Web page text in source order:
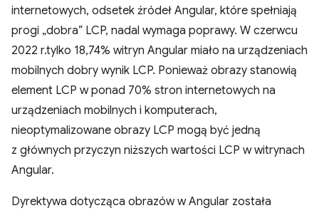
internetowych, odsetek źródeł Angular, które spełniają
progi „dobra” LCP, nadal wymaga poprawy. W czerwcu
2022 r.tylko 18,74% witryn Angular miało na urządzeniach
mobilnych dobry wynik LCP. Ponieważ obrazy stanowią
element LCP w ponad 70% stron internetowych na
urządzeniach mobilnych i komputerach,
nieoptymalizowane obrazy LCP mogą być jedną
z głównych przyczyn niższych wartości LCP w witrynach
Angular.
Dyrektywa dotycząca obrazów w Angular została